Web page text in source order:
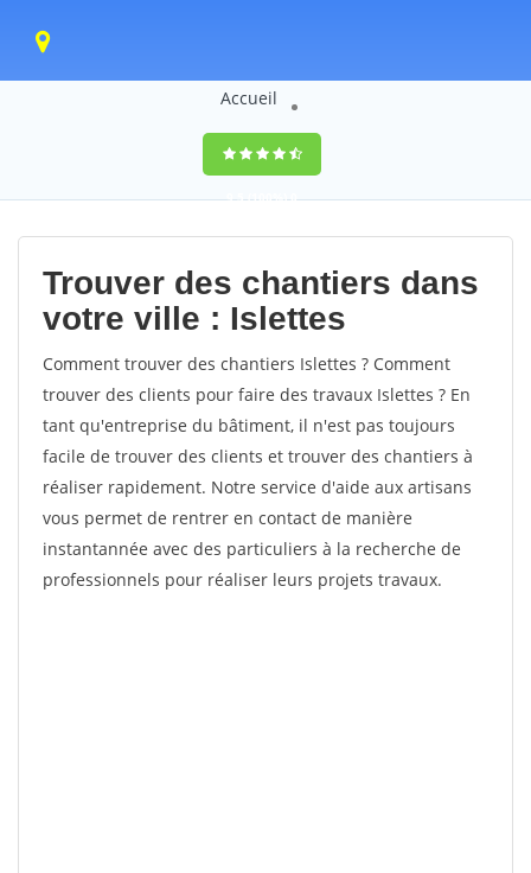
Accueil
9,5(100%)0
votes
Trouver des chantiers dans
votre ville : Islettes
Comment trouver des chantiers Islettes ? Comment
trouver des clients pour faire des travaux Islettes ? En
tant qu'entreprise du bâtiment, il n'est pas toujours
facile de trouver des clients et trouver des chantiers à
réaliser rapidement. Notre service d'aide aux artisans
vous permet de rentrer en contact de manière
instantannée avec des particuliers à la recherche de
professionnels pour réaliser leurs projets travaux.